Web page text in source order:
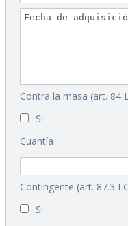
Contra la masa (art. 84
Sí
Cuantía
Contingente (art. 87.3
Sí